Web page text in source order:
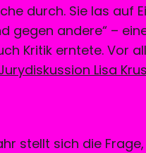
durch. Sie las auf
gegen andere“ –
Kritik erntete. Vor
Lisa
stellt sich die